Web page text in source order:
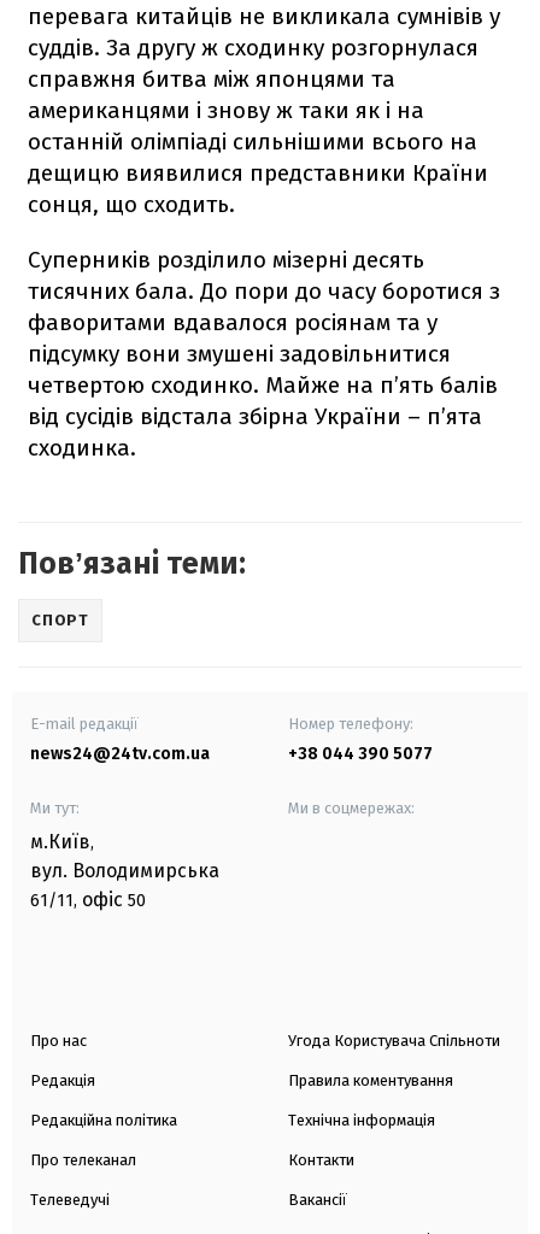
перевага китайців не викликала сумнівів у
суддів. За другу ж сходинку розгорнулася
справжня битва між японцями та
американцями і знову ж таки як і на
останній олімпіаді сильнішими всього на
дещицю виявилися представники Країни
сонця, що сходить.
Суперників розділило мізерні десять
тисячних бала. До пори до часу боротися з
фаворитами вдавалося росіянам та у
підсумку вони змушені задовільнитися
четвертою сходинко. Майже на п’ять балів
від сусідів відстала збірна України – п’ята
сходинка.
Повʼязані теми:
СПОРТ
E-mail редакції
news24@24tv.com.ua
Номер телефону:
+38 044 390 5077
Ми тут:
м.Київ,
вул. Володимирська
61/11, офіс 50
Ми в соцмережах:
Про нас
Редакція
Редакційна політика
Про телеканал
Телеведучі
Угода Користувача Спільноти
Правила коментування
Технічна інформація
Контакти
Вакансії